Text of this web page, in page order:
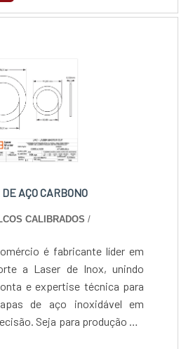
fábricas, enquanto sua
AÇO CARBONO
CALIBRADOS /
é fabricante líder em
a Laser de Inox, unindo
e expertise técnica para
de aço inoxidável em
Seja para produção em